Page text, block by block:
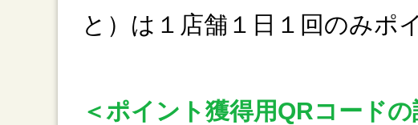
と）は１店舗１日１回のみポ
＜ポイント獲得用QRコードの